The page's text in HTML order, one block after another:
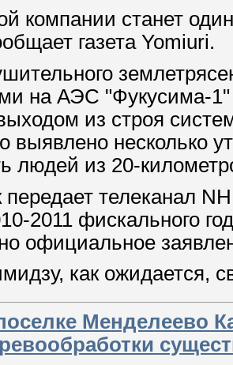
компании станет
газета Yomiuri.
на АЭС "Фукусима-
из строя
несколько
людей из 20-
передает телеканал
2011 фискального
официальное
как ожидается,
Менделеево